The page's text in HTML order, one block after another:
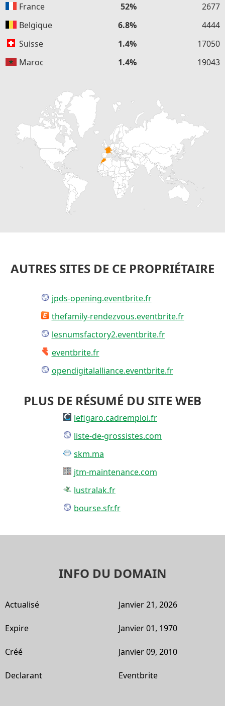
France 52%
2677
Belgique
6.8%
4444
Suisse
1.4%
17050
Maroc
1.4% 19043
AUTRES SITES DE CE PROPRIÉTAIRE
jpds-opening.eventbrite.fr
thefamily-rendezvous.eventbrite.fr
lesnumsfactory2.eventbrite.fr
eventbrite.fr
opendigitalalliance.eventbrite.fr
PLUS DE RÉSUMÉ DU SITE WEB
lefigaro.cadremploi.fr
liste-de-grossistes.com
skm.ma
jtm-maintenance.com
lustralak.fr
bourse.sfr.fr
INFO DU DOMAIN
Actualisé Janvier 21, 2026
Expire Janvier 01, 1970
Créé Janvier 09, 2010
Declarant Eventbrite